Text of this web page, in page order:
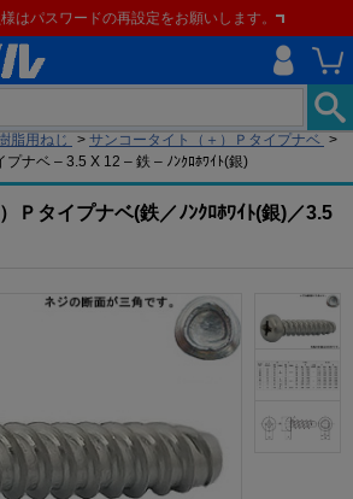
はパスワードの再設定をお願いします。
脂用ねじ > サンコータイト（＋）Ｐタイプナベ >
ナベ – 3.5 X 12 – 鉄 – ﾉﾝｸﾛﾎﾜｲﾄ(銀)
Ｐタイプナベ(鉄／ﾉﾝｸﾛﾎﾜｲﾄ(銀)／3.5